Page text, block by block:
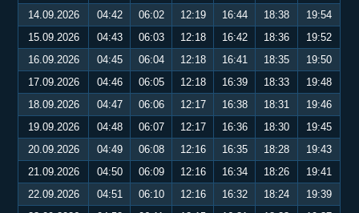
14.09.2026
04:42 06:02 12:19 16:44 18:38
19:54
15.09.2026
04:43 06:03 12:18 16:42 18:36
19:52
16.09.2026
04:45 06:04 12:18 16:41 18:35
19:50
17.09.2026
04:46 06:05 12:18 16:39 18:33
19:48
18.09.2026
04:47 06:06 12:17 16:38 18:31
19:46
19.09.2026
04:48 06:07 12:17 16:36 18:30
19:45
20.09.2026
04:49 06:08 12:16 16:35 18:28
19:43
21.09.2026
04:50 06:09 12:16 16:34 18:26
19:41
22.09.2026
04:51 06:10 12:16 16:32 18:24
19:39